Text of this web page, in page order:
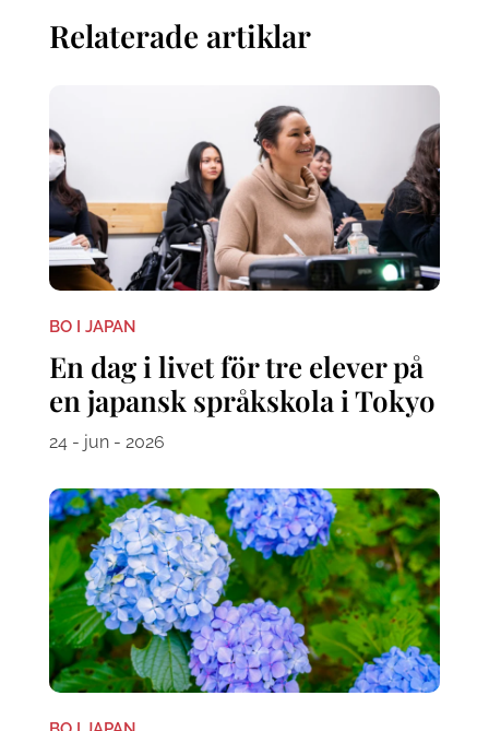
Relaterade artiklar
BO I JAPAN
En dag i livet för tre elever på
en japansk språkskola i Tokyo
24 - jun - 2026